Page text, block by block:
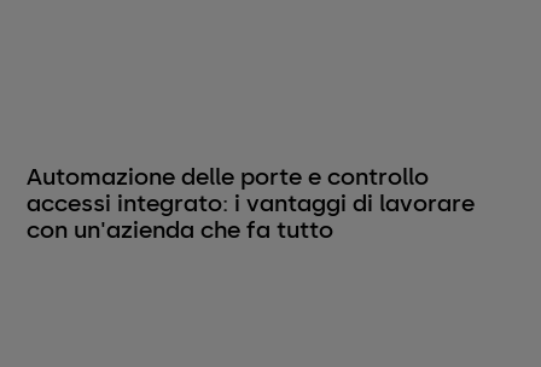
Automazione delle porte e controllo
accessi integrato: i vantaggi di lavorare
con un'azienda che fa tutto